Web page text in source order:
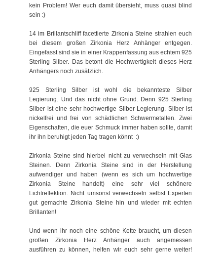
kein Problem! Wer euch damit übersieht, muss quasi blind
sein :)
14 im Brillantschliff facettierte Zirkonia Steine strahlen euch
bei diesem großen Zirkonia Herz Anhänger entgegen.
Eingefasst sind sie in einer Krappenfassung aus echtem 925
Sterling Silber. Das betont die Hochwertigkeit dieses Herz
Anhängers noch zusätzlich.
925 Sterling Silber ist wohl die bekannteste Silber
Legierung. Und das nicht ohne Grund. Denn 925 Sterling
Silber ist eine sehr hochwertige Silber Legierung. Silber ist
nickelfrei und frei von schädlichen Schwermetallen. Zwei
Eigenschaften, die euer Schmuck immer haben sollte, damit
ihr ihn beruhigt jeden Tag tragen könnt :)
Zirkonia Steine sind hierbei nicht zu verwechseln mit Glas
Steinen. Denn Zirkonia Steine sind in der Herstellung
aufwendiger und haben (wenn es sich um hochwertige
Zirkonia Steine handelt) eine sehr viel schönere
Lichtreflektion. Nicht umsonst verwechseln selbst Experten
gut gemachte Zirkonia Steine hin und wieder mit echten
Brillanten!
Und wenn ihr noch eine schöne Kette braucht, um diesen
großen Zirkonia Herz Anhänger auch angemessen
ausführen zu können, helfen wir euch sehr gerne weiter!